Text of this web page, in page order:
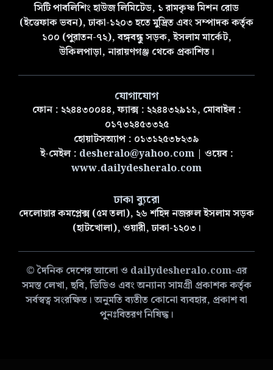
সিটি পাবলিশিং হাউজ লিমিটেড, ১ রামকৃষ্ণ মিশন রোড
(ইত্তেফাক ভবন), ঢাকা-১২০৩ হতে মুদ্রিত এবং সম্পাদক কর্তৃক
১০০ (পুরাতন-৭২), বঙ্গবন্ধু সড়ক, ইসলাম মার্কেট,
উকিলপাড়া, নারায়ণগঞ্জ থেকে প্রকাশিত।
যোগাযোগ
ফোন : ২২৪৪৩০০৪৪, ফ্যাক্স : ২২৪৪৩২৯১১, মোবাইল :
০১৭৩২৪৫৩৩২৫
হোয়াটসঅ্যাপ : ০১৩১২৫৩৮২৩৯
ই-মেইল : desheralo@yahoo.com| ওয়েব :
www.dailydesheralo.com
ঢাকা ব্যুরো
দেলোয়ার কমপ্লেক্স (৫ম তলা), ২৬ শহিদ নজরুল ইসলাম সড়ক
(হাটখোলা), ওয়ারী, ঢাকা-১২০৩।
© দৈনিক দেশের আলো ও dailydesheralo.com-এর
সমস্ত লেখা, ছবি, ভিডিও এবং অন্যান্য সামগ্রী প্রকাশক কর্তৃক
সর্বস্বত্ব সংরক্ষিত। অনুমতি ব্যতীত কোনো ব্যবহার, প্রকাশ বা
পুনঃবিতরণ নিষিদ্ধ।